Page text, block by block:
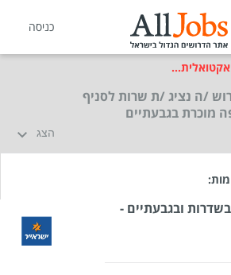
כניסה
/ה נציג /ת שרות לסניף
מוכרת בגבעתיים
הצג
בשדרות ובגבעתיים -